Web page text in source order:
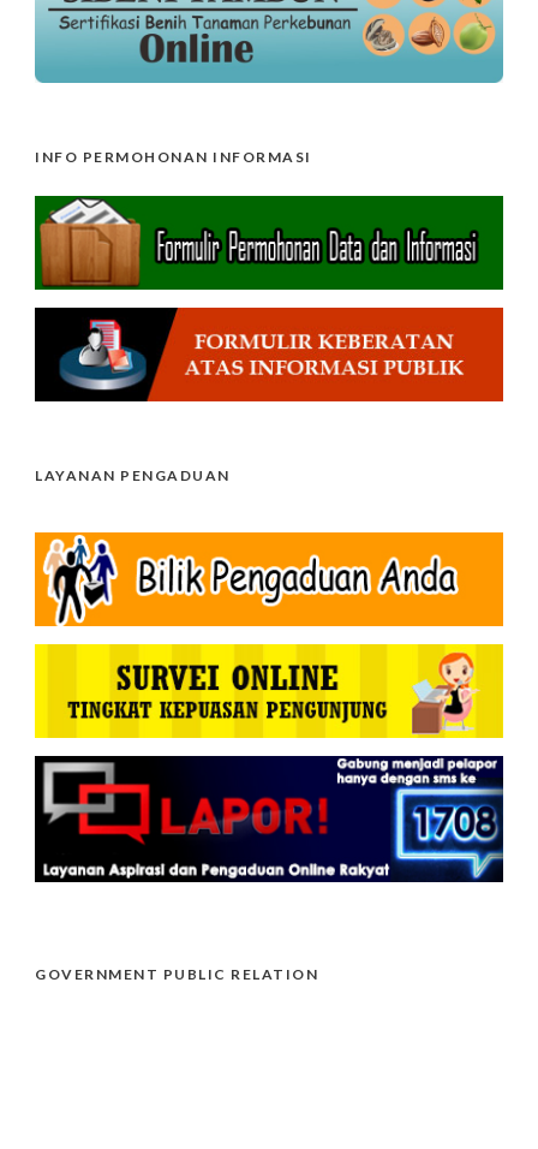
INFO PERMOHONAN INFORMASI
LAYANAN PENGADUAN
GOVERNMENT PUBLIC RELATION